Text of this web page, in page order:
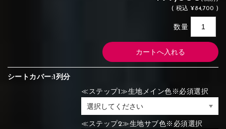
( 税込 ¥84,700 )
数量
シートカバー:1列分
≪ステップ1≫生地メイン色※必須選択
≪ステップ2≫生地サブ色※必須選択